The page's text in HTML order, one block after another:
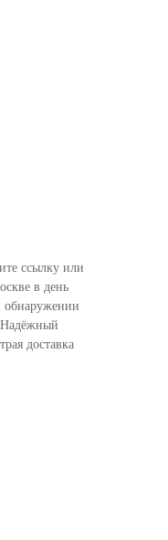
ссылку или
в день
обнаружении
Надёжный
доставка